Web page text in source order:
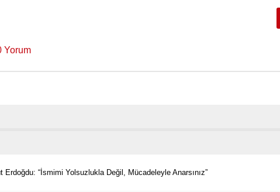
Yorum
Erdoğdu: “İsmimi Yolsuzlukla Değil, Mücadeleyle Anarsınız”